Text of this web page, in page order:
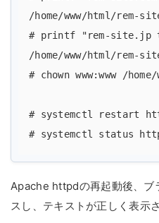
/home/www/html/rem-
# printf "rem-site.jp
/home/www/html/rem-
# chown www:www /
# systemctl restart
Apache httpdの再起動後、ブ
スし、テキストが正しく表示